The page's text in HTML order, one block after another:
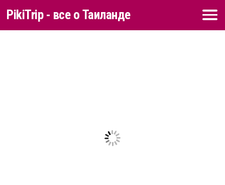
Перейти к содержимому
PikiTrip - все о Таиланде